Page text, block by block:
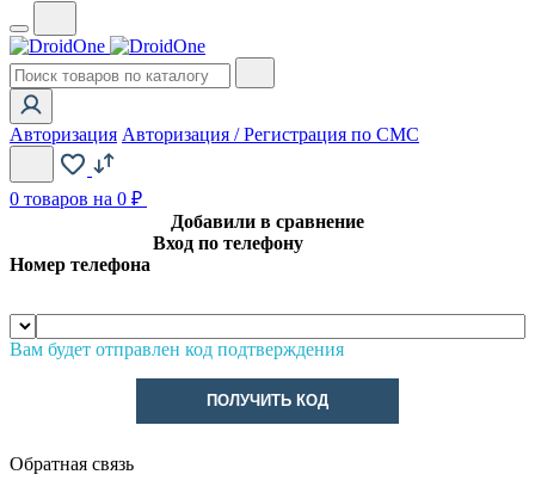
Авторизация Авторизация / Регистрация по СМС
0 товаров на 0 ₽
Добавили в сравнение
Вход по телефону
Номер телефона
Вам будет отправлен код подтверждения
ПОЛУЧИТЬ КОД
Обратная связь